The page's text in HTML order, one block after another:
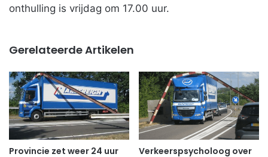
onthulling is vrijdag om 17.00 uur.
Gerelateerde Artikelen
Provincie zet weer 24 uur
Verkeerspsycholoog over